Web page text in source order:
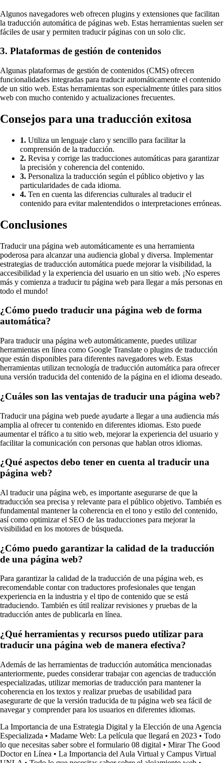
Algunos navegadores web ofrecen plugins y extensiones que facilitan
la traducción automática de páginas web. Estas herramientas suelen ser
fáciles de usar y permiten traducir páginas con un solo clic.
3. Plataformas de gestión de contenidos
Algunas plataformas de gestión de contenidos (CMS) ofrecen
funcionalidades integradas para traducir automáticamente el contenido
de un sitio web. Estas herramientas son especialmente útiles para sitios
web con mucho contenido y actualizaciones frecuentes.
Consejos para una traducción exitosa
1. Utiliza un lenguaje claro y sencillo para facilitar la
comprensión de la traducción.
2. Revisa y corrige las traducciones automáticas para garantizar
la precisión y coherencia del contenido.
3. Personaliza la traducción según el público objetivo y las
particularidades de cada idioma.
4. Ten en cuenta las diferencias culturales al traducir el
contenido para evitar malentendidos o interpretaciones erróneas.
Conclusiones
Traducir una página web automáticamente es una herramienta
poderosa para alcanzar una audiencia global y diversa. Implementar
estrategias de traducción automática puede mejorar la visibilidad, la
accesibilidad y la experiencia del usuario en un sitio web. ¡No esperes
más y comienza a traducir tu página web para llegar a más personas en
todo el mundo!
¿Cómo puedo traducir una página web de forma
automática?
Para traducir una página web automáticamente, puedes utilizar
herramientas en línea como Google Translate o plugins de traducción
que están disponibles para diferentes navegadores web. Estas
herramientas utilizan tecnología de traducción automática para ofrecer
una versión traducida del contenido de la página en el idioma deseado.
¿Cuáles son las ventajas de traducir una página web?
Traducir una página web puede ayudarte a llegar a una audiencia más
amplia al ofrecer tu contenido en diferentes idiomas. Esto puede
aumentar el tráfico a tu sitio web, mejorar la experiencia del usuario y
facilitar la comunicación con personas que hablan otros idiomas.
¿Qué aspectos debo tener en cuenta al traducir una
página web?
Al traducir una página web, es importante asegurarse de que la
traducción sea precisa y relevante para el público objetivo. También es
fundamental mantener la coherencia en el tono y estilo del contenido,
así como optimizar el SEO de las traducciones para mejorar la
visibilidad en los motores de búsqueda.
¿Cómo puedo garantizar la calidad de la traducción
de una página web?
Para garantizar la calidad de la traducción de una página web, es
recomendable contar con traductores profesionales que tengan
experiencia en la industria y el tipo de contenido que se está
traduciendo. También es útil realizar revisiones y pruebas de la
traducción antes de publicarla en línea.
¿Qué herramientas y recursos puedo utilizar para
traducir una página web de manera efectiva?
Además de las herramientas de traducción automática mencionadas
anteriormente, puedes considerar trabajar con agencias de traducción
especializadas, utilizar memorias de traducción para mantener la
coherencia en los textos y realizar pruebas de usabilidad para
asegurarte de que la versión traducida de tu página web sea fácil de
navegar y comprender para los usuarios en diferentes idiomas.
La Importancia de una Estrategia Digital y la Elección de una Agencia
Especializada • Madame Web: La película que llegará en 2023 • Todo
lo que necesitas saber sobre el formulario 08 digital • Mirar The Good
Doctor en Línea • La Importancia del Aula Virtual y Campus Virtual